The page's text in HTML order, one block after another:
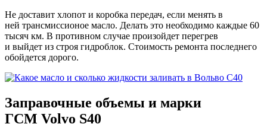
Не доставит хлопот и коробка передач, если менять в
ней трансмиссионое масло. Делать это необходимо каждые 60
тысяч км. В противном случае произойдет перегрев
и выйдет из строя гидроблок. Стоимость ремонта последнего
обойдется дорого.
Заправочные объемы и марки
ГСМ Volvo S40